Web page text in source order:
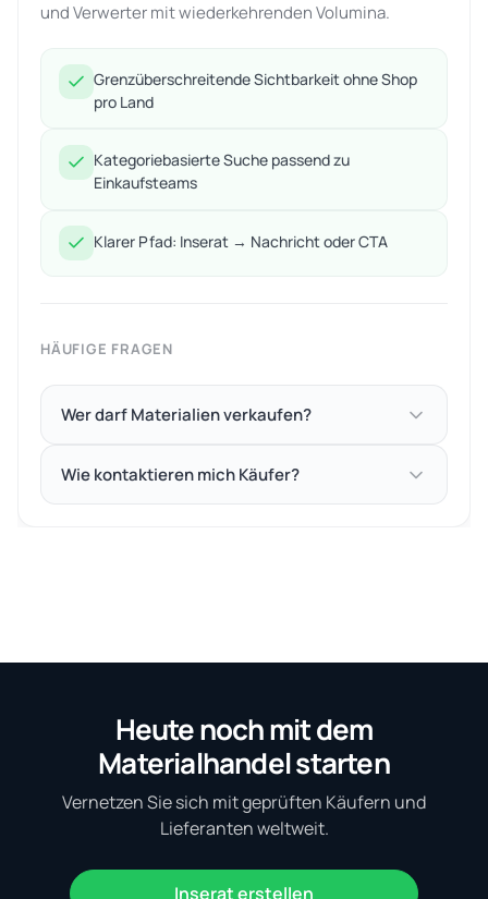
und Verwerter mit wiederkehrenden Volumina.
Grenzüberschreitende Sichtbarkeit ohne Shop
pro Land
Kategoriebasierte Suche passend zu
Einkaufsteams
Klarer Pfad: Inserat → Nachricht oder CTA
HÄUFIGE FRAGEN
Wer darf Materialien verkaufen?
Wie kontaktieren mich Käufer?
Heute noch mit dem
Materialhandel starten
Vernetzen Sie sich mit geprüften Käufern und
Lieferanten weltweit.
Inserat erstellen